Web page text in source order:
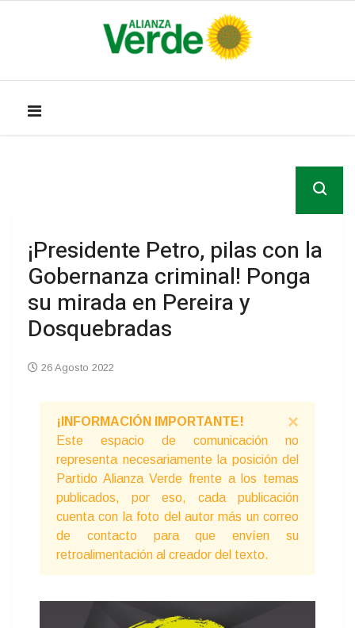
¡Presidente Petro, pilas con la
Gobernanza criminal! Ponga
su mirada en Pereira y
Dosquebradas
26 Agosto 2022
×
¡INFORMACIÓN IMPORTANTE!
Este espacio de comunicación no
representa necesariamente la posición del
Partido Alianza Verde frente a los temas
publicados, por eso, cada publicación
cuenta con la foto del autor más un correo
de contacto para que envíen su
retroalimentación al creador del texto.